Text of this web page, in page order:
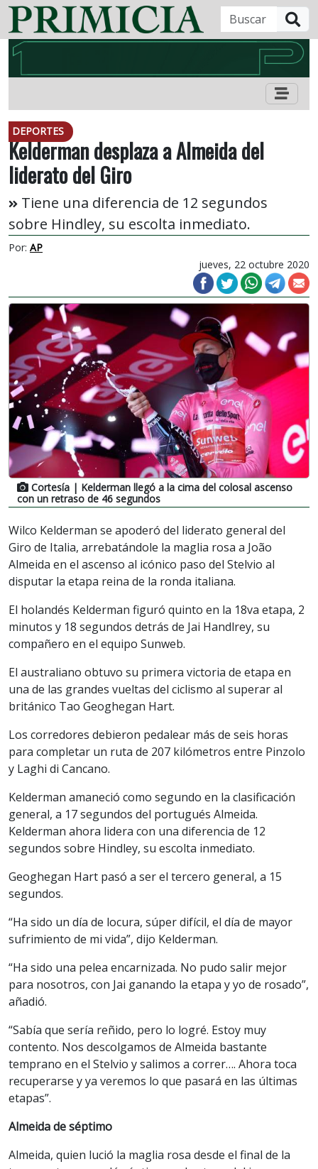
DEPORTES
Kelderman desplaza a Almeida del
liderato del Giro
Tiene una diferencia de 12 segundos
sobre Hindley, su escolta inmediato.
Por: AP
jueves, 22 octubre 2020
Cortesía | Kelderman llegó a la cima del colosal ascenso
con un retraso de 46 segundos
Wilco Kelderman se apoderó del liderato general del
Giro de Italia, arrebatándole la maglia rosa a João
Almeida en el ascenso al icónico paso del Stelvio al
disputar la etapa reina de la ronda italiana.
El holandés Kelderman figuró quinto en la 18va etapa, 2
minutos y 18 segundos detrás de Jai Handlrey, su
compañero en el equipo Sunweb.
El australiano obtuvo su primera victoria de etapa en
una de las grandes vueltas del ciclismo al superar al
británico Tao Geoghegan Hart.
Los corredores debieron pedalear más de seis horas
para completar un ruta de 207 kilómetros entre Pinzolo
y Laghi di Cancano.
Kelderman amaneció como segundo en la clasificación
general, a 17 segundos del portugués Almeida.
Kelderman ahora lidera con una diferencia de 12
segundos sobre Hindley, su escolta inmediato.
Geoghegan Hart pasó a ser el tercero general, a 15
segundos.
“Ha sido un día de locura, súper difícil, el día de mayor
sufrimiento de mi vida”, dijo Kelderman.
“Ha sido una pelea encarnizada. No pudo salir mejor
para nosotros, con Jai ganando la etapa y yo de rosado”,
añadió.
“Sabía que sería reñido, pero lo logré. Estoy muy
contento. Nos descolgamos de Almeida bastante
temprano en el Stelvio y salimos a correr…. Ahora toca
recuperarse y ya veremos lo que pasará en las últimas
etapas”.
Almeida de séptimo
Almeida, quien lució la maglia rosa desde el final de la